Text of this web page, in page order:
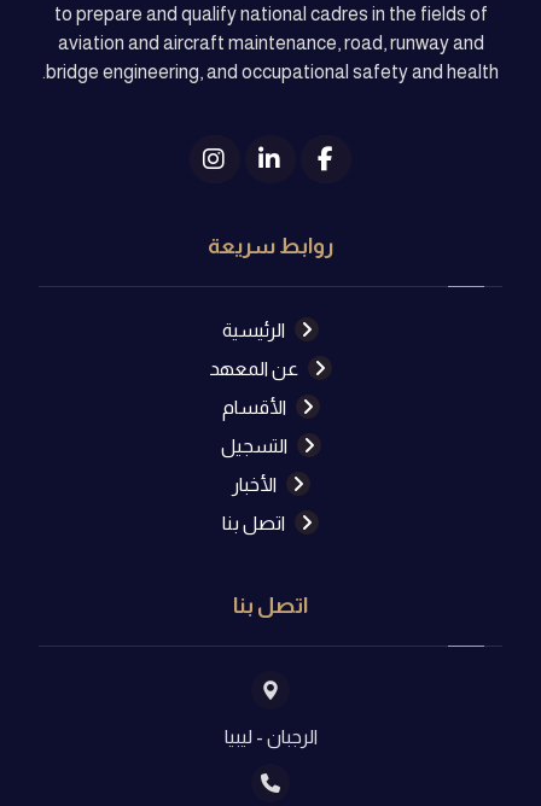
to prepare and qualify national cadres in the fields of
aviation and aircraft maintenance, road, runway and
bridge engineering, and occupational safety and health.
روابط سريعة
الرئيسية
عن المعهد
الأقسام
التسجيل
الأخبار
اتصل بنا
اتصل بنا
الرجبان - ليبيا